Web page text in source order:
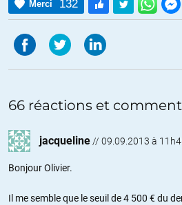
Merci 132
66 réactions et
jacqueline // 09.09.2013 à
Bonjour Olivier.
Il me semble que le seuil de 4 500 € du